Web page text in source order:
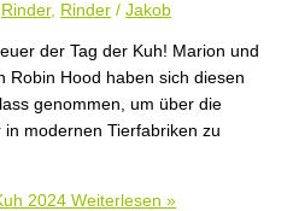
Rinder, Rinder / Jakob
der Tag der Kuh! Marion und
Robin Hood haben sich diesen
genommen, um über die
modernen Tierfabriken zu
2024 Weiterlesen »